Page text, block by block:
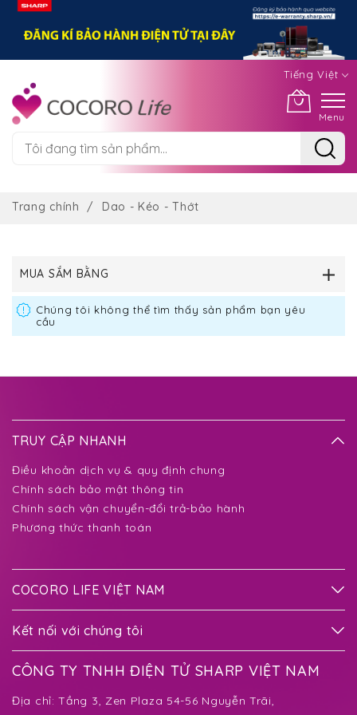
Tiếng Việt
Menu
nộiTrang chính Dao - Kéo - Thớt
MUA SẮM BẰNG
Chúng tôi không thể tìm thấy sản phẩm bạn yêu
cầu
TRUY CẬP NHANH
Điều khoản dịch vụ & quy định chung
Chính sách bảo mật thông tin
Chính sách vận chuyển-đổi trả-bảo hành
Phương thức thanh toán
COCORO LIFE VIỆT NAM
Kết nối với chúng tôi
CÔNG TY TNHH ĐIỆN TỬ SHARP VIỆT NAM
Địa chỉ:Tầng 3, Zen Plaza 54-56 Nguyễn Trãi,